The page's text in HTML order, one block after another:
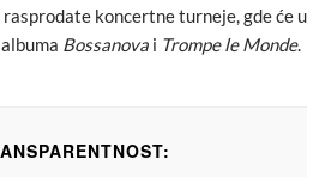
koncertne turneje, gde će u
Bossanova i Trompe le Monde.